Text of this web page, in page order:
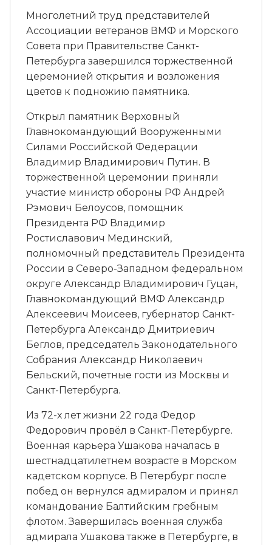
Многолетний труд представителей
Ассоциации ветеранов ВМФ и Морского
Совета при Правительстве Санкт-
Петербурга завершился торжественной
церемонией открытия и возложения
цветов к подножию памятника.
Открыл памятник Верховный
Главнокомандующий Вооруженными
Силами Российской Федерации
Владимир Владимирович Путин. В
торжественной церемонии приняли
участие министр обороны РФ Андрей
Рэмович Белоусов, помощник
Президента РФ Владимир
Ростиславович Мединский,
полномочный представитель Президента
России в Северо-Западном федеральном
округе Александр Владимирович Гуцан,
Главнокомандующий ВМФ Александр
Алексеевич Моисеев, губернатор Санкт-
Петербурга Александр Дмитриевич
Беглов, председатель Законодательного
Собрания Александр Николаевич
Бельский, почетные гости из Москвы и
Санкт-Петербурга.
Из 72-х лет жизни 22 года Федор
Федорович провёл в Санкт-Петербурге.
Военная карьера Ушакова началась в
шестнадцатилетнем возрасте в Морском
кадетском корпусе. В Петербург после
побед он вернулся адмиралом и принял
командование Балтийским гребным
флотом. Завершилась военная служба
адмирала Ушакова также в Петербурге, в